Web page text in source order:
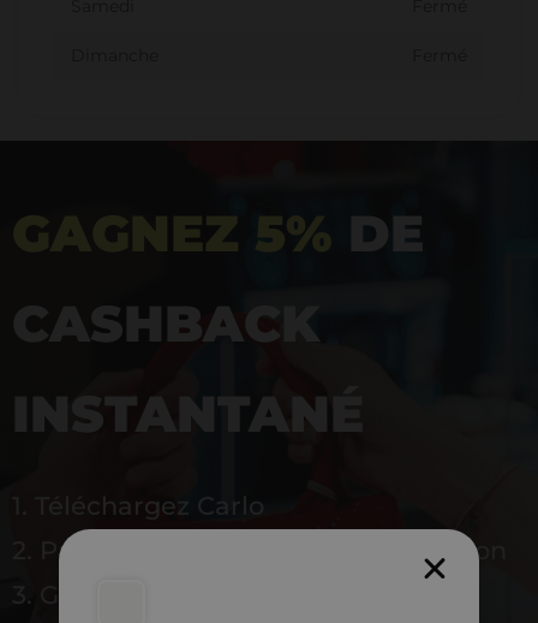
GAGNEZ 5% DE
CASHBACK
INSTANTANÉ
1. Téléchargez Carlo
2. Payez en magasin avec l’application
3. Gagnez instantanément 5 % à